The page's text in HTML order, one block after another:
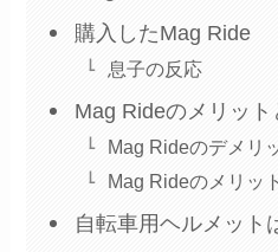
購入したMag Ride
息子の反応
Mag Rideのメリット
Mag Rideのデメリ
Mag Rideのメリット
自転車用ヘルメット